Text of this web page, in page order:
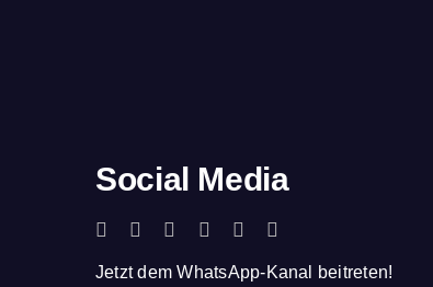
Social Media
Jetzt dem WhatsApp-Kanal beitreten!